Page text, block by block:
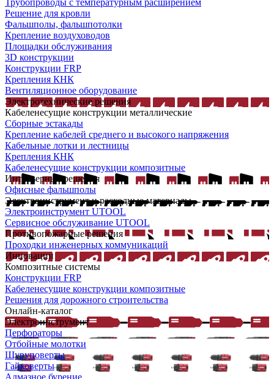
Решение для кровли
Фальшполы, фальшпотолки
Крепление воздуховодов
Площадки обслуживания
3D конструкции
Конструкции FRP
Крепления КНК
Вентиляционное оборудование
Электротехнические решения
Кабеленесущие конструкции металлические
Сборные эстакады
Крепление кабелей среднего и высокого напряжения
Кабельные лотки и лестницы
Крепления КНК
Кабеленесущие конструкции композитные
Интерьерные решения
Офисные фальшполы
Электроинструмент и расходные материалы
Электроинструмент UTOOL
Сервисное обслуживание UTOOL
Противопожарные решения
Проходки инженерных коммуникаций
Инновации
Композитные системы
Конструкции FRP
Кабеленесущие конструкции композитные
Решения для дорожного строительства
Онлайн-каталог
Электроинструмент
Перфораторы
Отбойные молотки
Шуруповерты
Гайковерты
Алмазное бурение